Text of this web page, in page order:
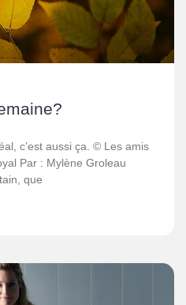
c’est aussi ça. © Les amis
Par : Mylène Groleau
que